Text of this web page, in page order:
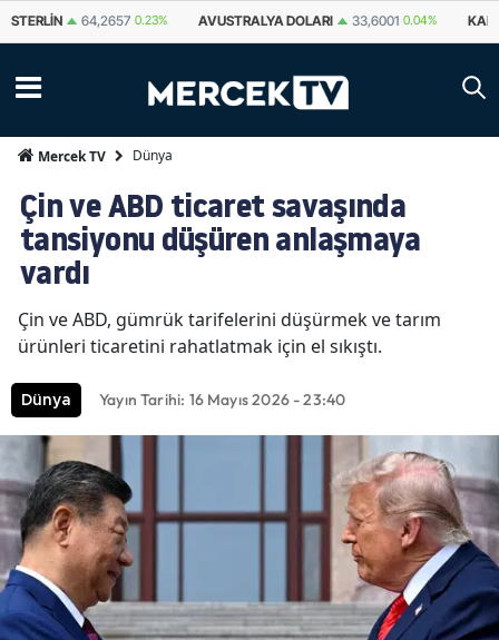
STERLIN 64,2657 0.23% AVUSTRALYA DOLARI 33,6001 0.04%
Mercek TV Dünya
Çin ve ABD ticaret savaşında
tansiyonu düşüren anlaşmaya
vardı
Çin ve ABD, gümrük tarifelerini düşürmek ve tarım
ürünleri ticaretini rahatlatmak için el sıkıştı.
Dünya Yayın Tarihi: 16 Mayıs 2026 - 23:40